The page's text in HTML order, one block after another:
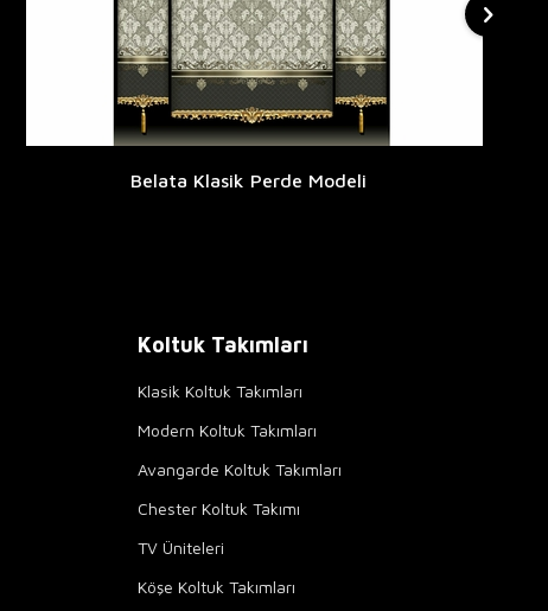
Belata Klasik Perde Modeli
Koltuk Takımları
Klasik Koltuk Takımları
Modern Koltuk Takımları
Avangarde Koltuk Takımları
Chester Koltuk Takımı
TV Üniteleri
Köşe Koltuk Takımları